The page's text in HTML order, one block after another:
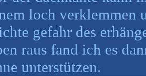
loch verklemmen
gefahr des
raus fand ich es
unterstützen.